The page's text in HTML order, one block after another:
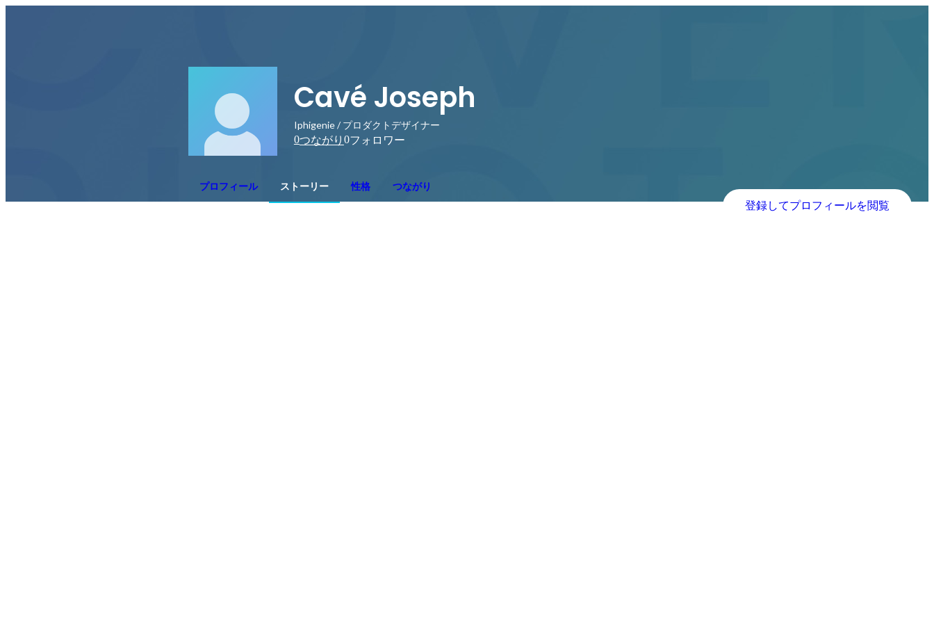
Cavé Joseph
Iphigenie / プロダクトデザイナー
0つながり 0フォロワー
プロフィール ストーリー 性格 つながり
登録してプロフィールを閲覧